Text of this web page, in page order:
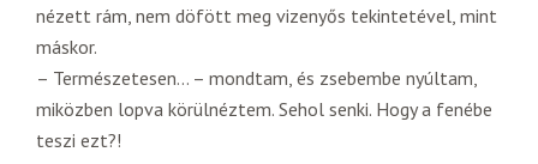
nézett rám, nem döfött meg vizenyős tekintetével, mint
máskor.
– Természetesen… – mondtam, és zsebembe nyúltam,
miközben lopva körülnéztem. Sehol senki. Hogy a fenébe
teszi ezt?!